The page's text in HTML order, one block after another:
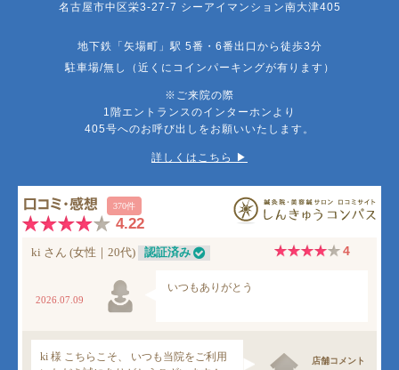
名古屋市中区栄3-27-7 シーアイマンション南大津405
地下鉄「矢場町」駅 5番・6番出口から徒歩3分
駐車場/無し（近くにコインパーキングが有ります）
※ご来院の際
1階エントランスのインターホンより
405号へのお呼び出しをお願いいたします。
詳しくはこちら ▶︎